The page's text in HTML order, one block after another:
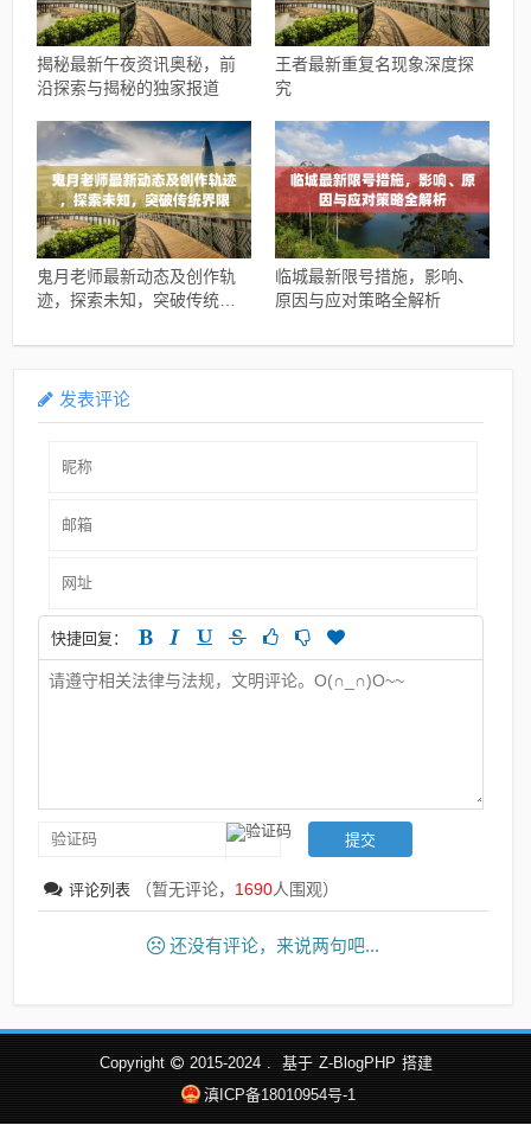
揭秘最新午夜资讯奥秘，前
沿探索与揭秘的独家报道
王者最新重复名现象深度探
究
鬼月老师最新动态及创作轨
迹，探索未知，突破传统界
临城最新限号措施，影响、
原因与应对策略全解析
发表评论
快捷回复：
评论列表 （暂无评论， 1690人围观）
还没有评论，来说两句吧...
Copyright 2015-2024 . 基于 Z-BlogPHP 搭建
滇ICP备18010954号-1